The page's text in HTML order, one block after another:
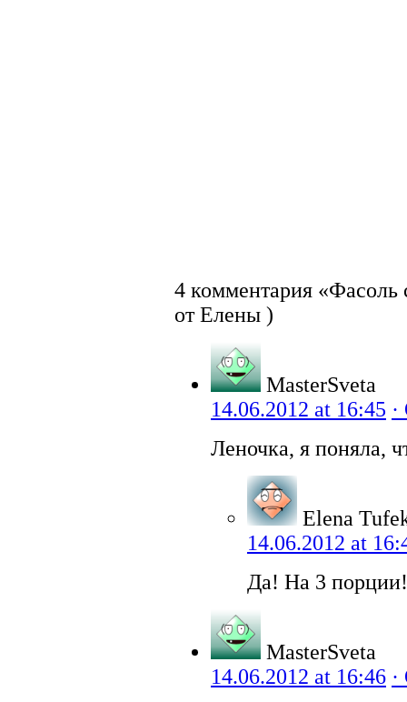
4 комментария
от Елены )
MasterSveta
14.06.2012 at 16:45
Леночка, я поняла,
Elena
14.06.2012 at
Да! На 3 порции!
MasterSveta
14.06.2012 at 16:46